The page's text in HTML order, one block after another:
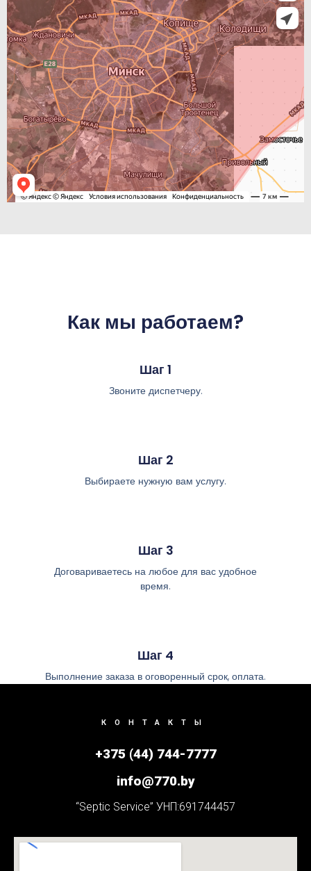
Как мы работаем?
Шаг 1
Звоните диспетчеру.
Шаг 2
Выбираете нужную вам услугу.
Шаг 3
Договариваетесь на любое для вас удобное
время.
Шаг 4
Выполнение заказа в оговоренный срок, оплата.
КОНТАКТЫ
+375 (44) 744-7777
info@770.by
“Septic Service” УНП:691744457